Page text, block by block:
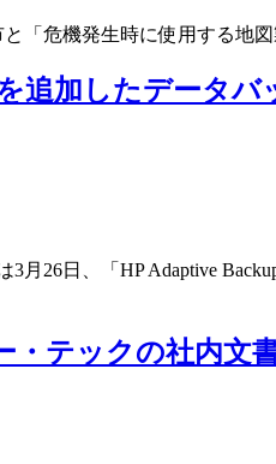
「危機発生時に使用する地
追加したデータバ
3月26日、「HP Adaptive
・テックの社内文